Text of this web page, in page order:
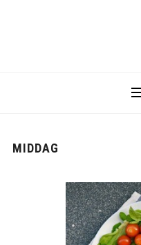
MIDDAG